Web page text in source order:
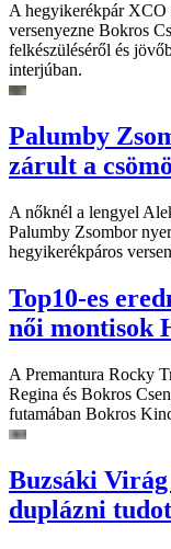
A hegyikerékpár XCO
versenyezne Bokros
felkészüléséről és
interjúban.
Palumby
zárult a
A nőknél a lengyel
Palumby Zsombor
hegyikerékpáros
Top10-es
női montisok
A Premantura Rocky
Regina és Bokros
futamában Bokros
Buzsáki
duplázni